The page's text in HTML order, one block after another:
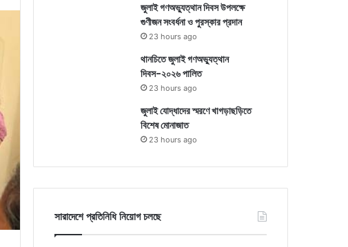
জুলাই গণঅভ্যুত্থান দিবস উপলক্ষে
গুণীজন সংবর্ধনা ও পুরস্কার প্রদান
23 hours ago
থানচিতে জুলাই গণঅভ্যুত্থান
দিবস-২০২৬ পালিত
23 hours ago
জুলাই যোদ্ধাদের স্মরণে খাগড়াছড়িতে
বিশেষ মোনাজাত
23 hours ago
সারাদেশে প্রতিনিধি নিয়োগ চলছে